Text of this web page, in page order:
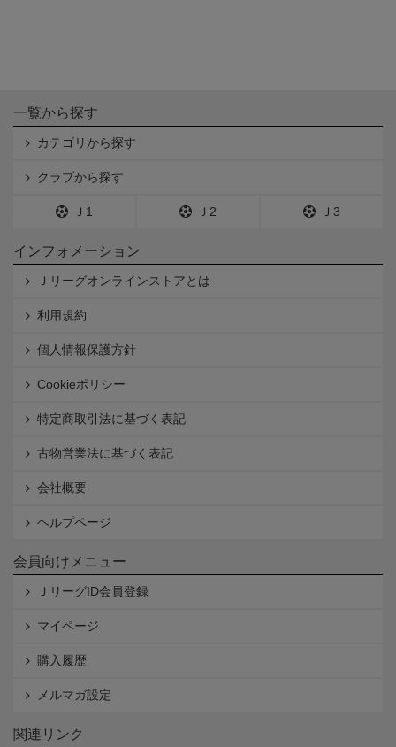
一覧から探す
カテゴリから探す
クラブから探す
Ｊ1 Ｊ2 Ｊ3
インフォメーション
Ｊリーグオンラインストアとは
利用規約
個人情報保護方針
Cookieポリシー
特定商取引法に基づく表記
古物営業法に基づく表記
会社概要
ヘルプページ
会員向けメニュー
ＪリーグID会員登録
マイページ
購入履歴
メルマガ設定
関連リンク